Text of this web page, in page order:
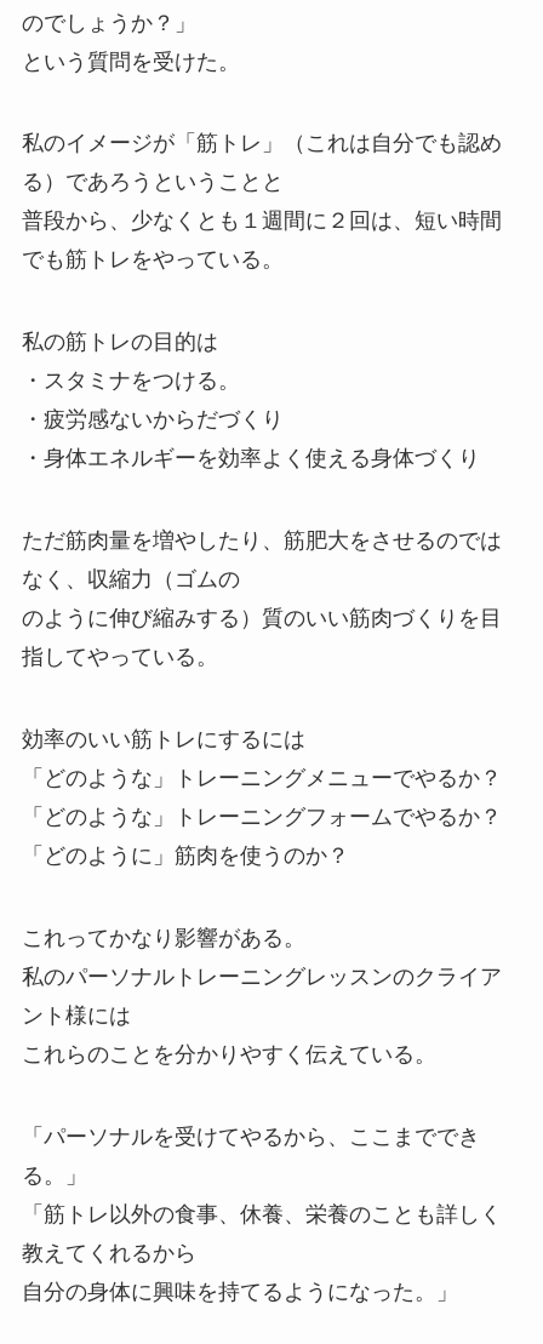
のでしょうか？」
という質問を受けた。
私のイメージが「筋トレ」（これは自分でも認め
る）であろうということと
普段から、少なくとも１週間に２回は、短い時間
でも筋トレをやっている。
私の筋トレの目的は
・スタミナをつける。
・疲労感ないからだづくり
・身体エネルギーを効率よく使える身体づくり
ただ筋肉量を増やしたり、筋肥大をさせるのでは
なく、収縮力（ゴムの
のように伸び縮みする）質のいい筋肉づくりを目
指してやっている。
効率のいい筋トレにするには
「どのような」トレーニングメニューでやるか？
「どのような」トレーニングフォームでやるか？
「どのように」筋肉を使うのか？
これってかなり影響がある。
私のパーソナルトレーニングレッスンのクライア
ント様には
これらのことを分かりやすく伝えている。
「パーソナルを受けてやるから、ここまででき
る。」
「筋トレ以外の食事、休養、栄養のことも詳しく
教えてくれるから
自分の身体に興味を持てるようになった。」